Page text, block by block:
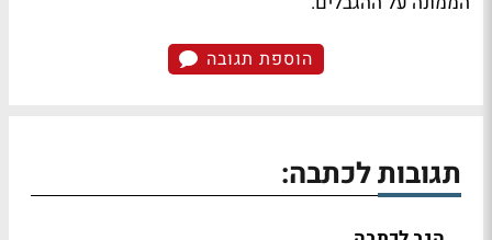
הוספת תגובה
תגובות לכתבה: